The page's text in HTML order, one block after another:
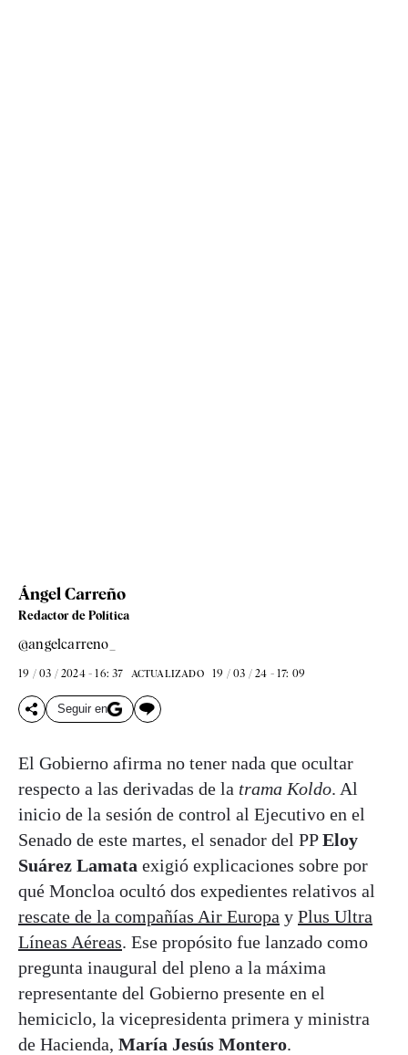
Ángel Carreño
Redactor de Política
@angelcarreno_
19 / 03 / 2024 - 16: 37 ACTUALIZADO 19 / 03 / 24 - 17: 09
Seguir en
El Gobierno afirma no tener nada que ocultar
respecto a las derivadas de la trama Koldo. Al
inicio de la sesión de control al Ejecutivo en el
Senado de este martes, el senador del PPEloy
Suárez Lamata exigió explicaciones sobre por
qué Moncloa ocultó dos expedientes relativos al
rescate de la compañías Air Europa y Plus Ultra
Líneas Aéreas. Ese propósito fue lanzado como
pregunta inaugural del pleno a la máxima
representante del Gobierno presente en el
hemiciclo, la vicepresidenta primera y ministra
de Hacienda, María Jesús Montero.